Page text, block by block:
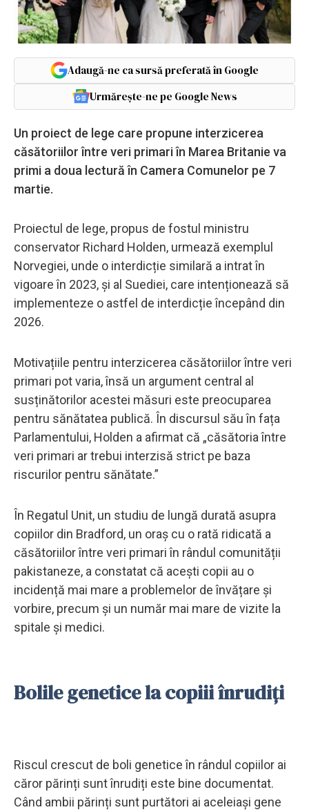
Adaugă-ne ca sursă preferată în Google
Urmărește-ne pe Google News
Un proiect de lege care propune interzicerea
căsătoriilor între veri primari în Marea Britanie va
primi a doua lectură în Camera Comunelor pe 7
martie.
Proiectul de lege, propus de fostul ministru
conservator Richard Holden, urmează exemplul
Norvegiei, unde o interdicție similară a intrat în
vigoare în 2023, și al Suediei, care intenționează să
implementeze o astfel de interdicție începând din
2026.
Motivațiile pentru interzicerea căsătoriilor între veri
primari pot varia, însă un argument central al
susținătorilor acestei măsuri este preocuparea
pentru sănătatea publică. În discursul său în fața
Parlamentului, Holden a afirmat că „căsătoria între
veri primari ar trebui interzisă strict pe baza
riscurilor pentru sănătate.”
În Regatul Unit, un studiu de lungă durată asupra
copiilor din Bradford, un oraș cu o rată ridicată a
căsătoriilor între veri primari în rândul comunității
pakistaneze, a constatat că acești copii au o
incidență mai mare a problemelor de învățare și
vorbire, precum și un număr mai mare de vizite la
spitale și medici.
Bolile genetice la copiii înrudiți
Riscul crescut de boli genetice în rândul copiilor ai
căror părinți sunt înrudiți este bine documentat.
Când ambii părinți sunt purtători ai aceleiași gene